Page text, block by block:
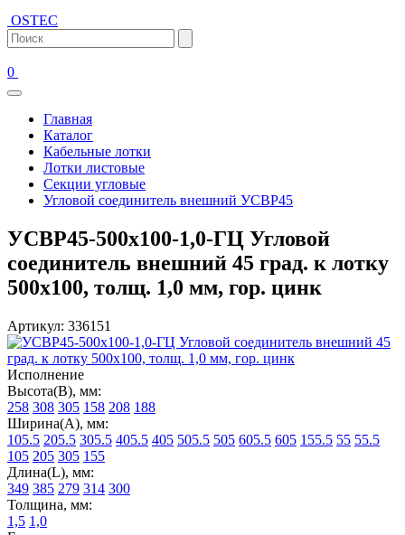
OSTEC
0
Главная
Каталог
Кабельные лотки
Лотки листовые
Секции угловые
Угловой соединитель внешний УСВР45
УСВР45-500х100-1,0-ГЦ Угловой
соединитель внешний 45 град. к лотку
500х100, толщ. 1,0 мм, гор. цинк
Артикул: 336151
Исполнение
Высота(В), мм:
258 308 305 158 208 188
Ширина(А), мм:
105.5 205.5 305.5 405.5 405 505.5 505 605.5 605 155.5 55 55.5
105 205 305 155
Длина(L), мм:
349 385 279 314 300
Толщина, мм:
1,5 1,0